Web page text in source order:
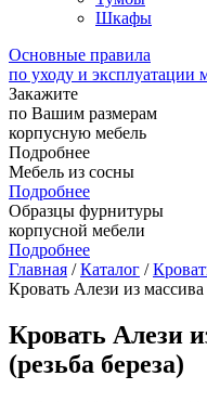
Шкафы
Основные правила
по уходу и эксплуатации
Закажите
по Вашим размерам
корпусную мебель
Подробнее
Мебель из сосны
Подробнее
Образцы фурнитуры
корпусной мебели
Подробнее
Главная /Каталог /
Кровать Алези из массива
Кровать Алези
(резьба береза)